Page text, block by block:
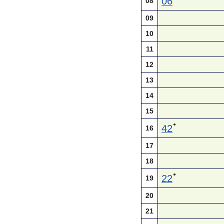
09
10
11
12
13
14
15
16 42 ●
17
18
19 22 ●
20
21